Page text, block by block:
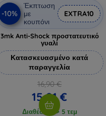
-10%
Έκπτωση
με
κουπόνι
EXTRA10
3mk Anti-Shock προστατευτικό
γυαλί
Κατασκευασμένο κατά
παραγγελία
16,90 €
15,21 €
Διαθέσιμο > 5 τεμ